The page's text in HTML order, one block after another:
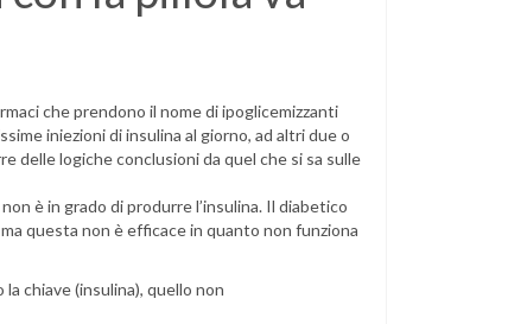
che prendono il nome di ipoglicemizzanti
iniezioni di insulina al giorno, ad altri due o
delle logiche conclusioni da quel che si sa sulle
è in grado di produrre l’insulina. Il diabetico
questa non è efficace in quanto non funziona
chiave (insulina), quello non